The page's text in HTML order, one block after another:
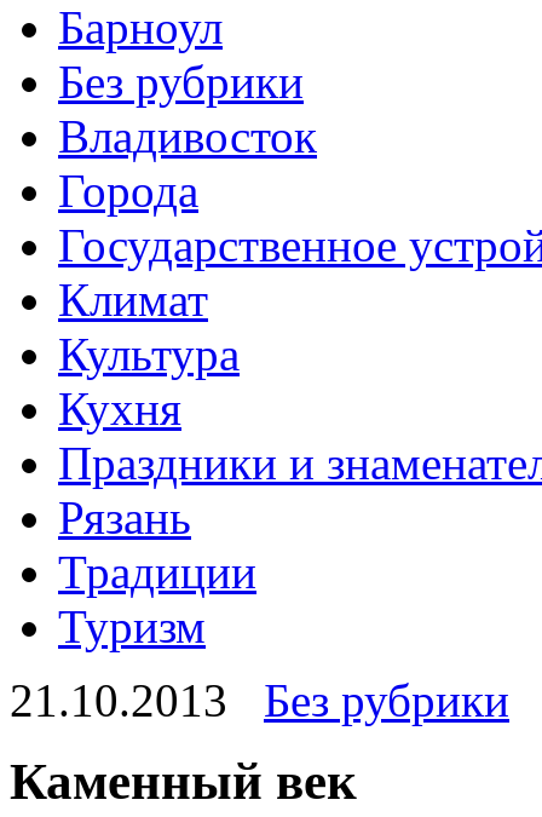
Барноул
Без рубрики
Владивосток
Города
Государственное
Климат
Культура
Кухня
Праздники и
Рязань
Традиции
Туризм
21.10.2013
Без рубрики
Каменный век